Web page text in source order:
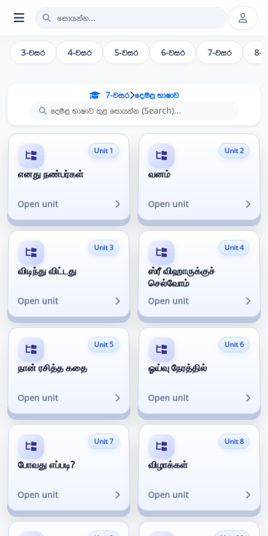
3-වසර 4-වසර 5-වසර 6-වසර 7-වසර 8-
7-වසර දෙමළ භාෂාව
Unit 1
எனது நண்பர்கள்
Open unit
Unit 2
வனம்
Open unit
Unit 3
விடிந்து விட்டது
Open unit
Unit 4
ஸ்ரீ விஹாருக்குச்
செல்வோம்
Open unit
Unit 5
நான் ரசித்த கதை
Open unit
Unit 6
ஓய்வு நேரத்தில்
Open unit
Unit 7
போவது எப்படி?
Open unit
Unit 8
விழாக்கள்
Open unit